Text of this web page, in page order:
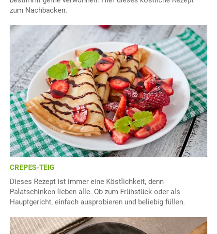
zum Nachbacken.
CREPES-TEIG
Dieses Rezept ist immer eine Köstlichkeit, denn
Palatschinken lieben alle. Ob zum Frühstück oder als
Hauptgericht, einfach ausprobieren und beliebig füllen.